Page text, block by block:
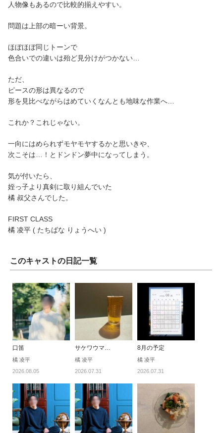
人物像もあるので比較的揃えやすい。
問題は上部の暗ーい背景。
ほぼほぼ同じトーンで
色合いでの違いは殆ど見分けがつかない…
ただ、
ピースの形は異なるので
形を見比べながらはめていくなんとも地味な作業へ…
これか？これじゃない。
一向にはめられずモヤモヤするかと思いきや、
次こそは…！とドンドン夢中になってしまう。
気が付いたら、
姪っ子より真剣に取り組んでいた
橘 叔父さんでした。
FIRST CLASS
橘 凌平 ( たちばな りょうへい )
このキャストの日記一覧
口笛
橘 凌平
2026.08.05
サケワウマ…
橘 凌平
2026.07.31
8月の予定
橘 凌平
2026.07.31